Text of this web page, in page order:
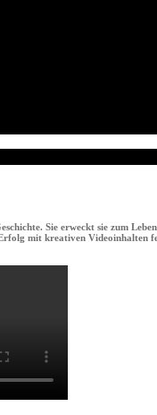
Sie erweckt sie zum
mit kreativen Videoinhalten